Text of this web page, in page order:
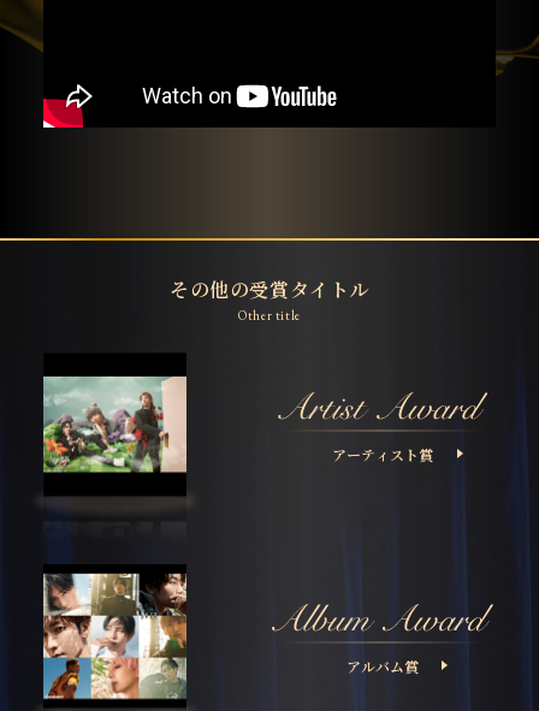
その他の受賞タイトル
Other title
アーティスト賞
アルバム賞